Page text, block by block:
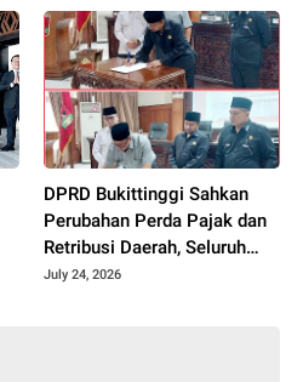
DPRD Bukittinggi Sahkan
Perubahan Perda Pajak dan
Retribusi Daerah, Seluruh
Fraksi Sepakat
July 24, 2026